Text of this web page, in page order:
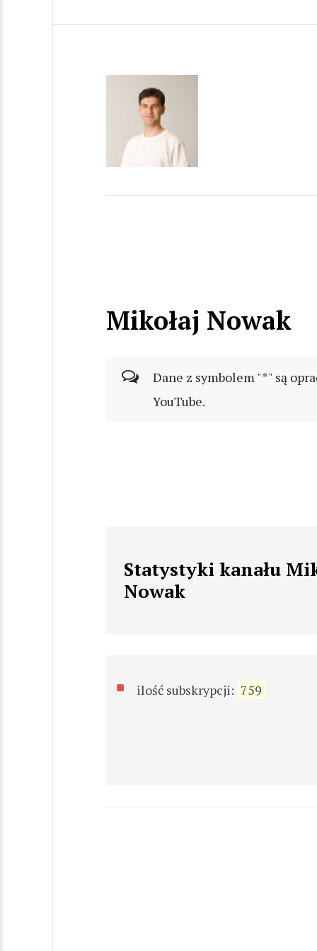
Mikołaj Nowak
Dane z symbolem "*" są
YouTube.
Statystyki kanału
Nowak
ilość subskrypcji: 759